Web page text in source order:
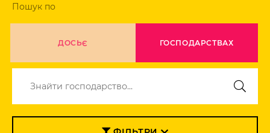
Пошук по
ГОСПОДАРСТВАХ
ДОСЬЄ